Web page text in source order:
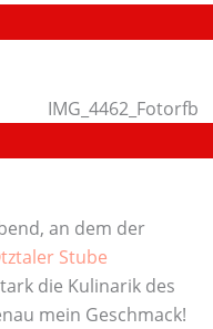
an dem der
Stube
die Kulinarik des
mein Geschmack!